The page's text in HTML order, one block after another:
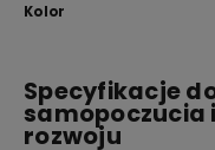
Kolor
Specyfikacje
samopoczucia
rozwoju